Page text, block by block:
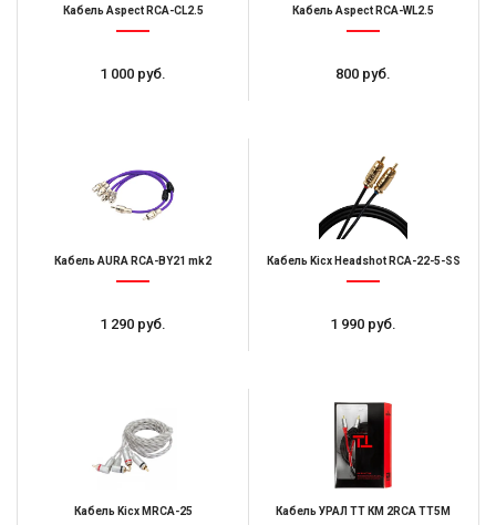
Кабель Aspect RCA-CL2.5
1 000 руб.
Кабель Aspect RCA-WL2.5
800 руб.
Кабель AURA RCA-BY21 mk2
1 290 руб.
Кабель Kicx Headshot RCA-22-5-SS
1 990 руб.
Кабель Kicx MRCA-25 Кабель УРАЛ ТТ КМ 2RCA ТТ5М